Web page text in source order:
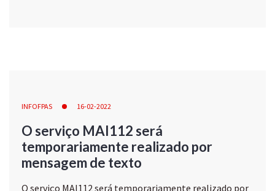
INFOFPAS 16-02-2022
O serviço MAI112 será
temporariamente realizado por
mensagem de texto
O serviço MAI112 será temporariamente realizado por